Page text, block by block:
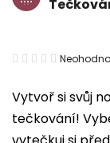
Vytvoř si svůj
tečkování!
je